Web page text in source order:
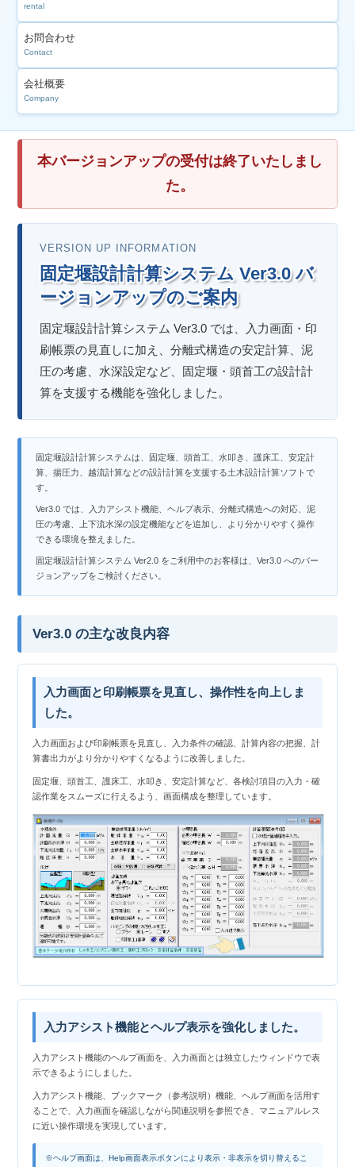
rental
お問合わせ
Contact
会社概要
Company
本バージョンアップの受付は終了いたしまし
た。
VERSION UP INFORMATION
固定堰設計計算システム Ver3.0 バ
ージョンアップのご案内
固定堰設計計算システム Ver3.0 では、入力画面・印
刷帳票の見直しに加え、分離式構造の安定計算、泥
圧の考慮、水深設定など、固定堰・頭首工の設計計
算を支援する機能を強化しました。
固定堰設計計算システムは、固定堰、頭首工、水叩き、護床工、安定計
算、揚圧力、越流計算などの設計計算を支援する土木設計計算ソフトで
す。
Ver3.0 では、入力アシスト機能、ヘルプ表示、分離式構造への対応、泥
圧の考慮、上下流水深の設定機能などを追加し、より分かりやすく操作
できる環境を整えました。
固定堰設計計算システム Ver2.0 をご利用中のお客様は、Ver3.0 へのバー
ジョンアップをご検討ください。
Ver3.0 の主な改良内容
入力画面と印刷帳票を見直し、操作性を向上しま
した。
入力画面および印刷帳票を見直し、入力条件の確認、計算内容の把握、計
算書出力がより分かりやすくなるように改善しました。
固定堰、頭首工、護床工、水叩き、安定計算など、各検討項目の入力・確
認作業をスムーズに行えるよう、画面構成を整理しています。
入力アシスト機能とヘルプ表示を強化しました。
入力アシスト機能のヘルプ画面を、入力画面とは独立したウィンドウで表
示できるようにしました。
入力アシスト機能、ブックマーク（参考説明）機能、ヘルプ画面を活用す
ることで、入力画面を確認しながら関連説明を参照でき、マニュアルレス
に近い操作環境を実現しています。
※ヘルプ画面は、Help画面表示ボタンにより表示・非表示を切り替えるこ